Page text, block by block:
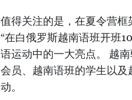
值得关注的是，在夏令营
“在白俄罗斯越南语班开班
语运动中的一大亮点。 越
会员、越南语班的学生以
动。